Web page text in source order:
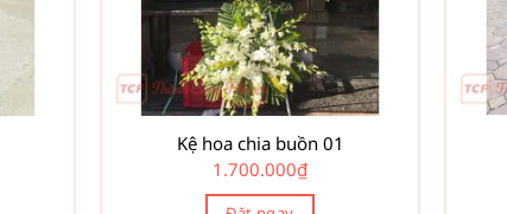
Kệ hoa chia buồn 01
1.700.000₫